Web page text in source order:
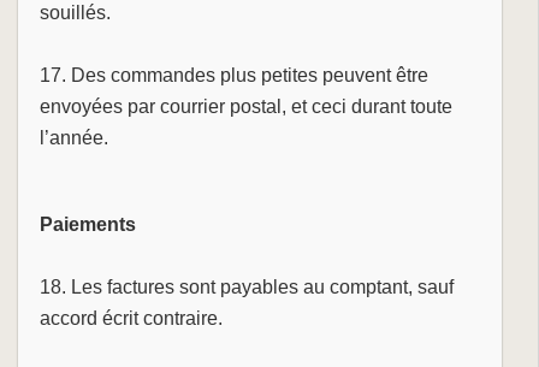
souillés.
17. Des commandes plus petites peuvent être
envoyées par courrier postal, et ceci durant toute
l’année.
Paiements
18. Les factures sont payables au comptant, sauf
accord écrit contraire.